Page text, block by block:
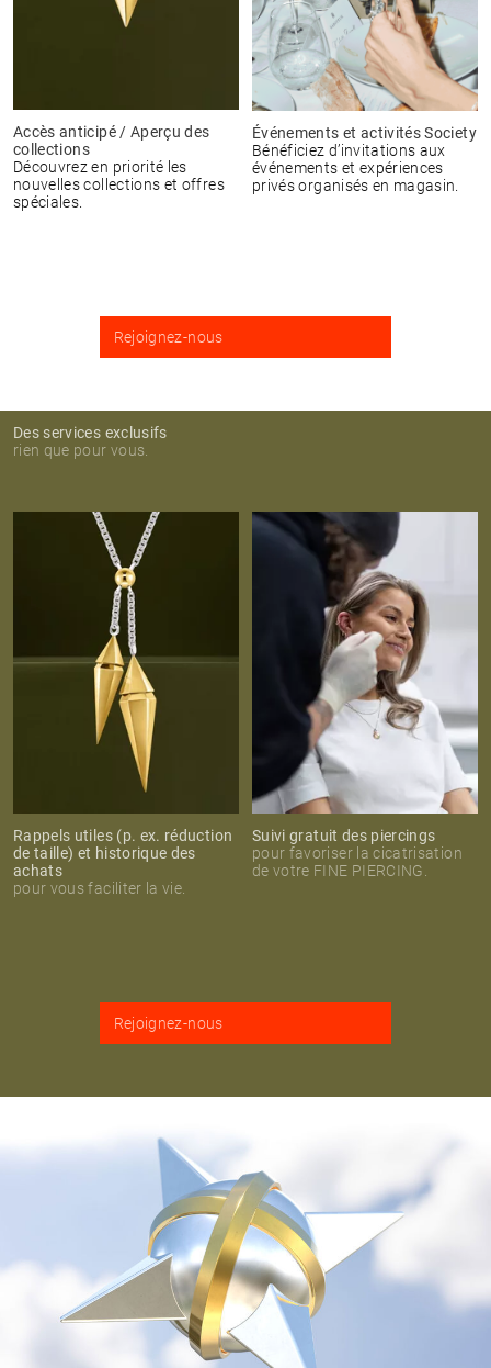
Accès anticipé / Aperçu des
collections
Découvrez en priorité les
nouvelles collections et offres
spéciales.
Événements et activités Society
Bénéficiez d’invitations aux
événements et expériences
privés organisés en magasin.
Rejoignez-nous
Des services exclusifs
rien que pour vous.
Rappels utiles (p. ex. réduction
de taille) et historique des
achats
pour vous faciliter la vie.
Suivi gratuit des piercings
pour favoriser la cicatrisation
de votre FINE PIERCING.
Rejoignez-nous